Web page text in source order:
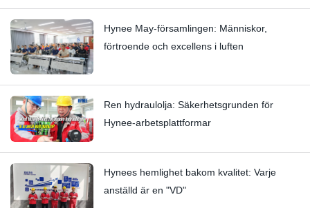
Hynee May-församlingen: Människor,
förtroende och excellens i luften
Ren hydraulolja: Säkerhetsgrunden för
Hynee-arbetsplattformar
Hynees hemlighet bakom kvalitet: Varje
anställd är en "VD"